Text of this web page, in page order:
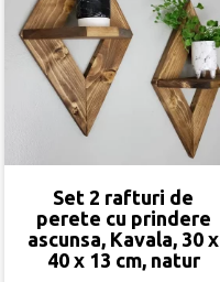
Set 2 rafturi de
perete cu prindere
ascunsa, Kavala, 30 x
40 x 13 cm, natur